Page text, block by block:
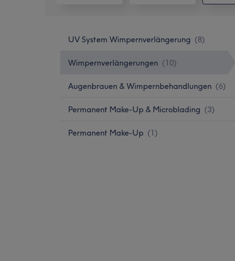
UV System Wimpernverlängerung (8)
Wimpernverlängerungen (10)
Augenbrauen & Wimpernbehandlungen (6)
Permanent Make-Up & Microblading (3)
Permanent Make-Up (1)